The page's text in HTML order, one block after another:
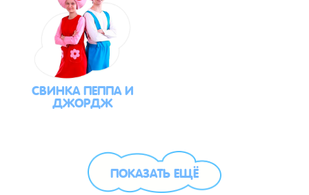
СВИНКА ПЕППА И
ДЖОРДЖ
ПОКАЗАТЬ ЕЩЁ